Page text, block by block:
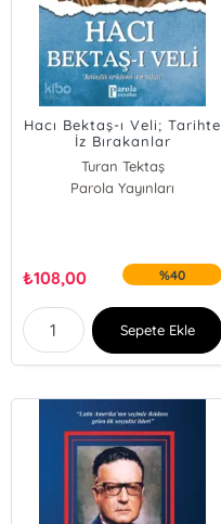
Hacı Bektaş-ı Veli; Tarihte
İz Bırakanlar
Turan Tektaş
Parola Yayınları
₺108,00 %40
Sepete Ekle